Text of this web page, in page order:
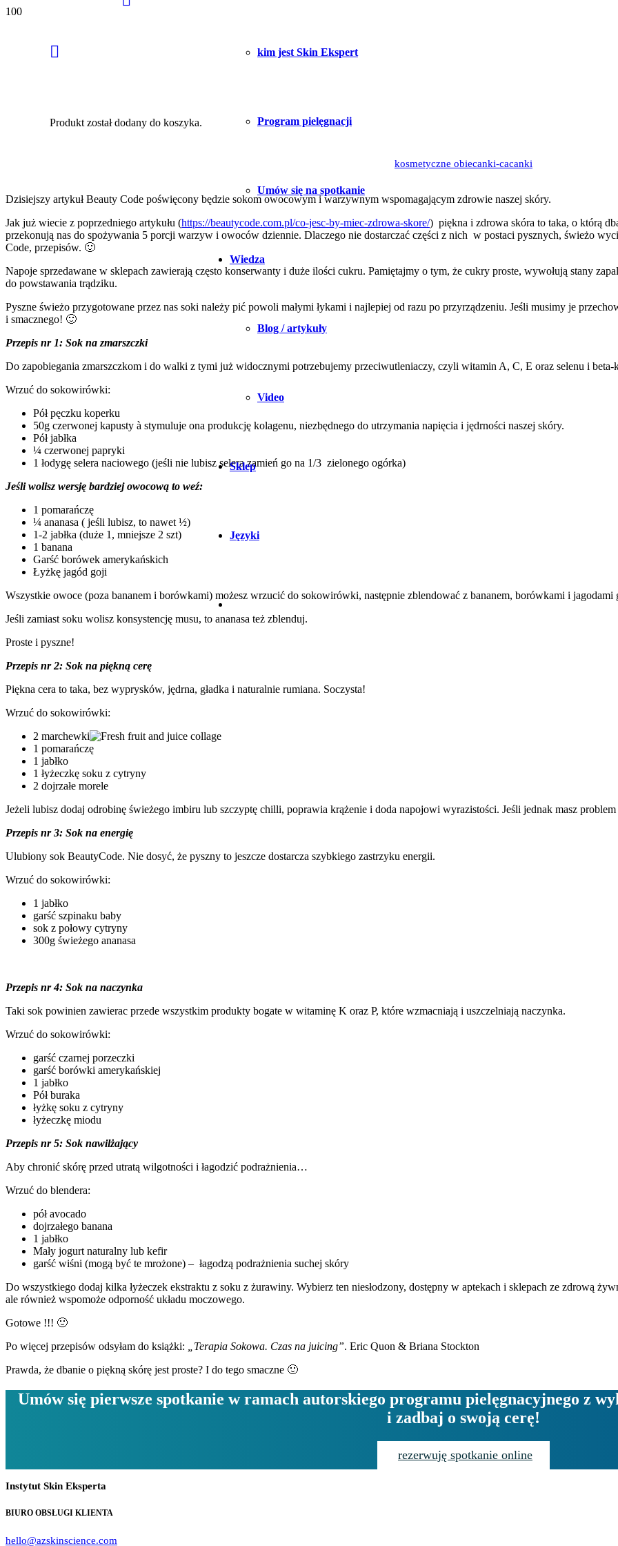
Produkt został dodany do koszyka.
kim jest Skin Ekspert
Program pielęgnacji
Umów się na spotkanie
Wiedza
Blog / artykuły
Video
Sklep
Języki
Soki owocowo-warzywne a piękna
kosmetyczne obiecanki-cacanki
Dzisiejszy artykuł Beauty Code poświęcony będzie sokom owocowym i warzywnym wspomagającym zdrowie naszej skóry.
Jak już wiecie z poprzedniego artykułu (https://beautycode.com.pl/co-jesc-by-miec-zdrowa-skore/) piękna i zdrowa skóra to taka, o którą
przekonują nas do spożywania 5 porcji warzyw i owoców dziennie. Dlaczego nie dostarczać części z nich w postaci pysznych, świeżo
Code, przepisów. 🙂
Napoje sprzedawane w sklepach zawierają często konserwanty i duże ilości cukru. Pamiętajmy o tym, że cukry proste, wywołują stany
do powstawania trądziku.
Pyszne świeżo przygotowane przez nas soki należy pić powoli małymi łykami i najlepiej od razu po przyrządzeniu. Jeśli musimy je
i smacznego! 🙂
Przepis nr 1: Sok na zmarszczki
Do zapobiegania zmarszczkom i do walki z tymi już widocznymi potrzebujemy przeciwutleniaczy, czyli witamin A, C, E oraz selenu i beta-
Wrzuć do sokowirówki:
Pół pęczku koperku
50g czerwonej kapusty à stymuluje ona produkcję kolagenu, niezbędnego do utrzymania napięcia i jędrności naszej skóry.
Pół jabłka
¼ czerwonej papryki
1 łodygę selera naciowego (jeśli nie lubisz selera zamień go na 1/3 zielonego ogórka)
Jeśli wolisz wersję bardziej owocową to weź:
1 pomarańczę
¼ ananasa ( jeśli lubisz, to nawet ½)
1-2 jabłka (duże 1, mniejsze 2 szt)
1 banana
Garść borówek amerykańskich
Łyżkę jagód goji
Wszystkie owoce (poza bananem i borówkami) możesz wrzucić do sokowirówki, następnie zblendować z bananem, borówkami i jagodami
Jeśli zamiast soku wolisz konsystencję musu, to ananasa też zblenduj.
Proste i pyszne!
Przepis nr 2: Sok na piękną cerę
Piękna cera to taka, bez wyprysków, jędrna, gładka i naturalnie rumiana. Soczysta!
Wrzuć do sokowirówki:
2 marchewki
1 pomarańczę
1 jabłko
1 łyżeczkę soku z cytryny
2 dojrzałe morele
Jeżeli lubisz dodaj odrobinę świeżego imbiru lub szczyptę chilli, poprawia krążenie i doda napojowi wyrazistości. Jeśli jednak masz
Przepis nr 3: Sok na energię
Ulubiony sok BeautyCode. Nie dosyć, że pyszny to jeszcze dostarcza szybkiego zastrzyku energii.
Wrzuć do sokowirówki:
1 jabłko
garść szpinaku baby
sok z połowy cytryny
300g świeżego ananasa
Przepis nr 4: Sok na naczynka
Taki sok powinien zawierac przede wszystkim produkty bogate w witaminę K oraz P, które wzmacniają i uszczelniają naczynka.
Wrzuć do sokowirówki:
garść czarnej porzeczki
garść borówki amerykańskiej
1 jabłko
Pół buraka
łyżkę soku z cytryny
łyżeczkę miodu
Przepis nr 5: Sok nawilżający
Aby chronić skórę przed utratą wilgotności i łagodzić podrażnienia…
Wrzuć do blendera:
pół avocado
dojrzałego banana
1 jabłko
Mały jogurt naturalny lub kefir
garść wiśni (mogą być te mrożone) – łagodzą podrażnienia suchej skóry
Do wszystkiego dodaj kilka łyżeczek ekstraktu z soku z żurawiny. Wybierz ten niesłodzony, dostępny w aptekach i sklepach ze zdrową
ale również wspomoże odporność układu moczowego.
Gotowe !!! 🙂
Po więcej przepisów odsyłam do książki:
„Terapia Sokowa. Czas na juicing”. Eric Quon & Briana Stockton
Prawda, że dbanie o piękną skórę jest proste? I do tego smaczne 🙂
Umów się pierwsze spotkanie w ramach autorskiego programu pielęgnacyjnego z
i zadbaj o swoją cerę!
rezerwuję spotkanie online
Instytut Skin Eksperta
BIURO OBSŁUGI KLIENTA
hello@azskinscience.com